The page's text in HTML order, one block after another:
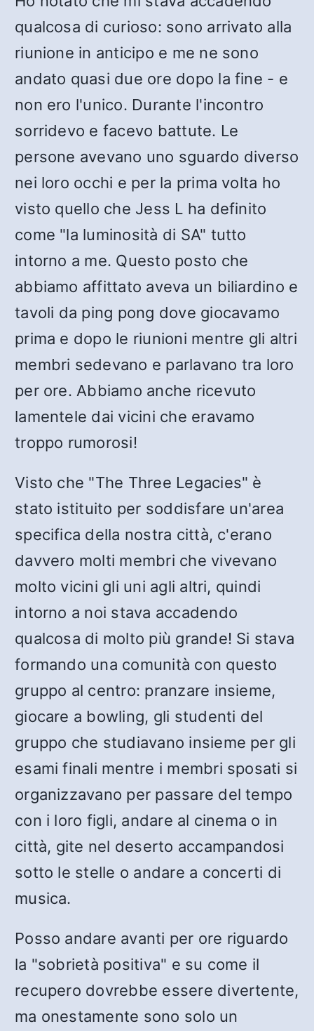
qualcosa di curioso: sono arrivato alla
riunione in anticipo e me ne sono
andato quasi due ore dopo la fine - e
non ero l'unico. Durante l'incontro
sorridevo e facevo battute. Le
persone avevano uno sguardo diverso
nei loro occhi e per la prima volta ho
visto quello che Jess L ha definito
come "la luminosità di SA" tutto
intorno a me. Questo posto che
abbiamo affittato aveva un biliardino e
tavoli da ping pong dove giocavamo
prima e dopo le riunioni mentre gli altri
membri sedevano e parlavano tra loro
per ore. Abbiamo anche ricevuto
lamentele dai vicini che eravamo
troppo rumorosi!
Visto che "The Three Legacies" è
stato istituito per soddisfare un'area
specifica della nostra città, c'erano
davvero molti membri che vivevano
molto vicini gli uni agli altri, quindi
intorno a noi stava accadendo
qualcosa di molto più grande! Si stava
formando una comunità con questo
gruppo al centro: pranzare insieme,
giocare a bowling, gli studenti del
gruppo che studiavano insieme per gli
esami finali mentre i membri sposati si
organizzavano per passare del tempo
con i loro figli, andare al cinema o in
città, gite nel deserto accampandosi
sotto le stelle o andare a concerti di
musica.
Posso andare avanti per ore riguardo
la "sobrietà positiva" e su come il
recupero dovrebbe essere divertente,
ma onestamente sono solo un